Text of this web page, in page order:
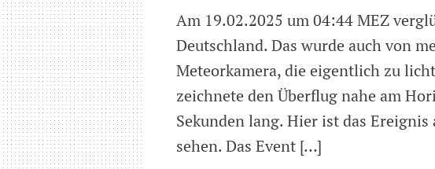
Am 19.02.2025 um 04:44 MEZ
Deutschland. Das wurde auch von
Meteorkamera, die eigentlich zu
zeichnete den Überflug nahe am
Sekunden lang. Hier ist das
sehen. Das Event […]